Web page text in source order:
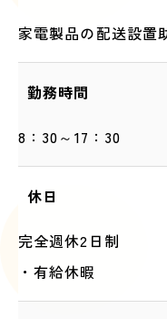
家電製品の配送設置
勤務時間
8：30～17：30
休日
完全週休2日制
・有給休暇